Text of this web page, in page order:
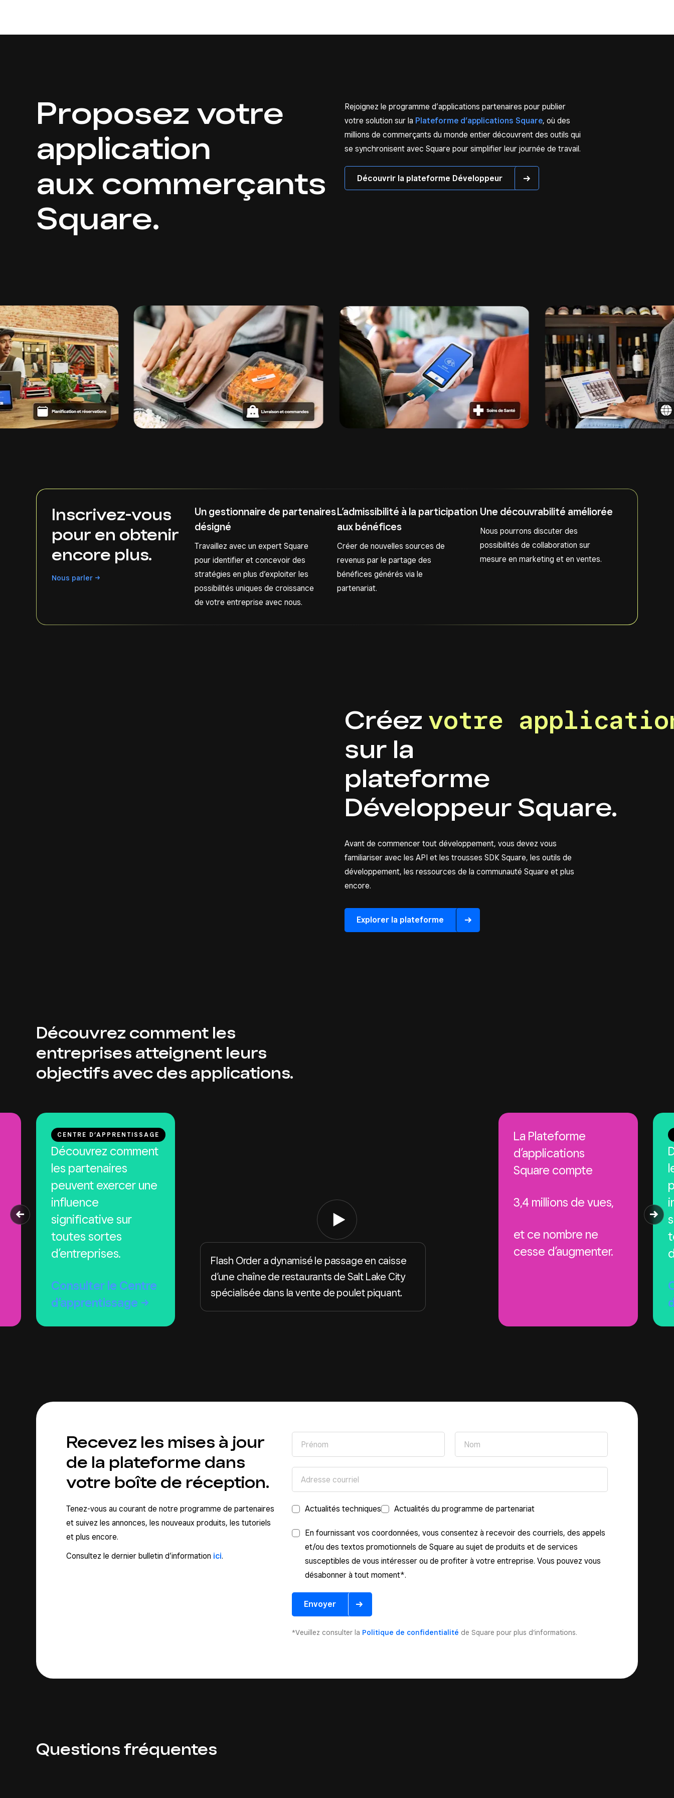
Proposez votre
application
aux commerçants
Square.
Rejoignez le programme d’applications partenaires pour publier
votre solution sur la Plateforme d’applications Square, où des
millions de commerçants du monde entier découvrent des outils qui
se synchronisent avec Square pour simplifier leur journée de travail.
Découvrir la plateforme Développeur
Inscrivez-vous
pour en obtenir
encore plus.
Nous parler
Un gestionnaire de partenaires
désigné
Travaillez avec un expert Square
pour identifier et concevoir des
stratégies en plus d’exploiter les
possibilités uniques de croissance
de votre entreprise avec nous.
L’admissibilité à la participation
aux bénéfices
Créer de nouvelles sources de
revenus par le partage des
bénéfices générés via le
partenariat.
Une découvrabilité améliorée
Nous pourrons discuter des
possibilités de collaboration sur
mesure en marketing et en ventes.
Créez votre
sur la
plateforme
Développeur Square.
Avant de commencer tout développement, vous devez vous
familiariser avec les API et les trousses SDK Square, les outils de
développement, les ressources de la communauté Square et plus
encore.
Explorer la plateforme
Découvrez comment les
entreprises atteignent leurs
objectifs avec des applications.
CENTRE D’APPRENTISSAGE
Découvrez comment
les partenaires
peuvent exercer une
influence
significative sur
toutes sortes
d’entreprises.
Consulter le Centre
d’apprentissage
Flash Order a dynamisé le passage en caisse
d’une chaîne de restaurants de Salt Lake City
spécialisée dans la vente de poulet piquant.
La Plateforme
d’applications
Square compte
3,4 millions de vues,
et ce nombre ne
cesse d’augmenter.
Recevez les mises à jour
de la plateforme dans
votre boîte de réception.
Tenez-vous au courant de notre programme de partenaires
et suivez les annonces, les nouveaux produits, les tutoriels
et plus encore.
Consultez le dernier bulletin d’information ici.
Actualités techniques Actualités du programme de partenariat
En fournissant vos coordonnées, vous consentez à recevoir des courriels, des appels
et/ou des textos promotionnels de Square au sujet de produits et de services
susceptibles de vous intéresser ou de profiter à votre entreprise. Vous pouvez vous
désabonner à tout moment*.
Envoyer
*Veuillez consulter la Politique de confidentialité de Square pour plus d’informations.
Questions fréquentes